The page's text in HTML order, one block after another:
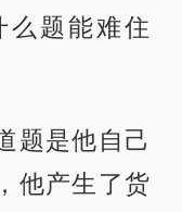
么题能难住
题是他自己
他产生了货